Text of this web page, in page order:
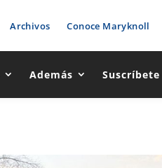
Archivos Conoce Maryknoll
Además Suscríbete